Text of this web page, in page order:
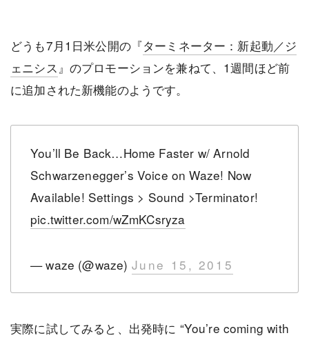
どうも7月1日米公開の『ターミネーター：新起動／ジ
ェニシス』のプロモーションを兼ねて、1週間ほど前
に追加された新機能のようです。
You’ll Be Back…Home Faster w/ Arnold
Schwarzenegger’s Voice on Waze! Now
Available! Settings > Sound >Terminator!
pic.twitter.com/wZmKCsryza
— waze (@waze) June 15, 2015
実際に試してみると、出発時に “You’re coming with